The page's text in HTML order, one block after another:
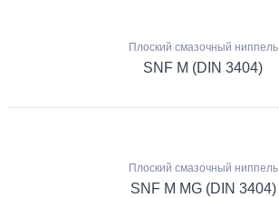
Плоский смазочный ниппель
SNF M (DIN 3404)
Плоский смазочный ниппель
SNF M MG (DIN 3404)